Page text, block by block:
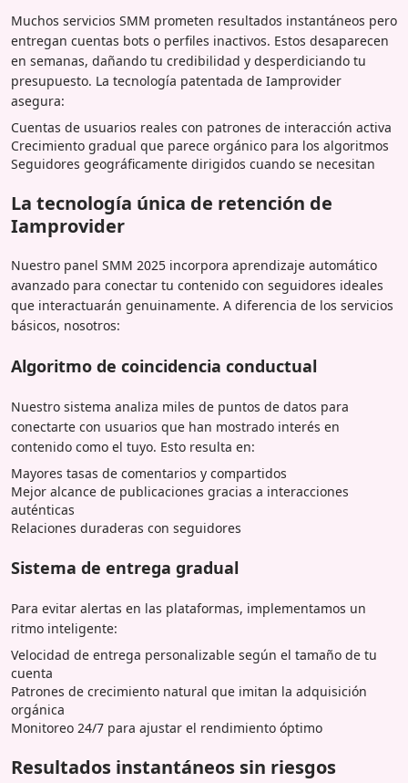
Muchos servicios SMM prometen resultados instantáneos pero
entregan cuentas bots o perfiles inactivos. Estos desaparecen
en semanas, dañando tu credibilidad y desperdiciando tu
presupuesto. La tecnología patentada de Iamprovider
asegura:
Cuentas de usuarios reales con patrones de interacción activa
Crecimiento gradual que parece orgánico para los algoritmos
Seguidores geográficamente dirigidos cuando se necesitan
La tecnología única de retención de
Iamprovider
Nuestro panel SMM 2025 incorpora aprendizaje automático
avanzado para conectar tu contenido con seguidores ideales
que interactuarán genuinamente. A diferencia de los servicios
básicos, nosotros:
Algoritmo de coincidencia conductual
Nuestro sistema analiza miles de puntos de datos para
conectarte con usuarios que han mostrado interés en
contenido como el tuyo. Esto resulta en:
Mayores tasas de comentarios y compartidos
Mejor alcance de publicaciones gracias a interacciones
auténticas
Relaciones duraderas con seguidores
Sistema de entrega gradual
Para evitar alertas en las plataformas, implementamos un
ritmo inteligente:
Velocidad de entrega personalizable según el tamaño de tu
cuenta
Patrones de crecimiento natural que imitan la adquisición
orgánica
Monitoreo 24/7 para ajustar el rendimiento óptimo
Resultados instantáneos sin riesgos